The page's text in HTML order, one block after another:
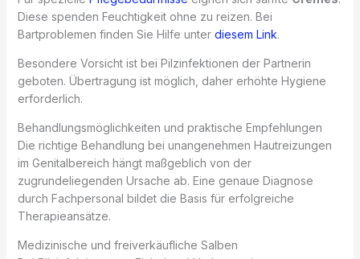
Diese spenden Feuchtigkeit ohne zu reizen. Bei
Bartproblemen finden Sie Hilfe unter diesem Link.
Besondere Vorsicht ist bei Pilzinfektionen der Partnerin
geboten. Übertragung ist möglich, daher erhöhte Hygiene
erforderlich.
Behandlungsmöglichkeiten und praktische Empfehlungen
Die richtige Behandlung bei unangenehmen Hautreizungen
im Genitalbereich hängt maßgeblich von der
zugrundeliegenden Ursache ab. Eine genaue Diagnose
durch Fachpersonal bildet die Basis für erfolgreiche
Therapieansätze.
Medizinische und freiverkäufliche Salben